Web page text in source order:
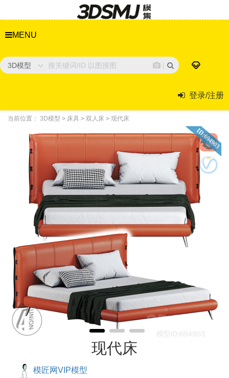
MENU
3D模型
登录/注册
当前位置： 3D模型 > 床具 > 双人床 > 现代床
ID:694903
现代床
模匠网VIP模型